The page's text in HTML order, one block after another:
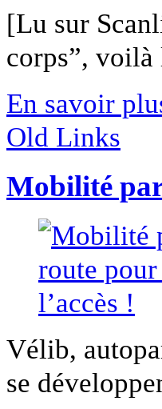
[Lu sur
corps”,
En savoir
Old Links
Mobilité
Vélib,
se